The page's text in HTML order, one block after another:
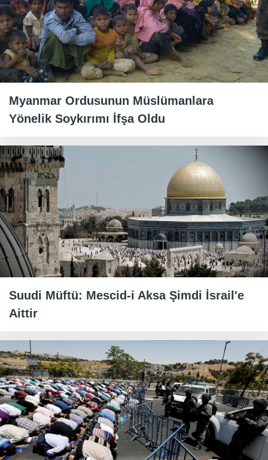
Myanmar Ordusunun Müslümanlara
Yönelik Soykırımı İfşa Oldu
Suudi Müftü: Mescid-i Aksa Şimdi İsrail'e
Aittir